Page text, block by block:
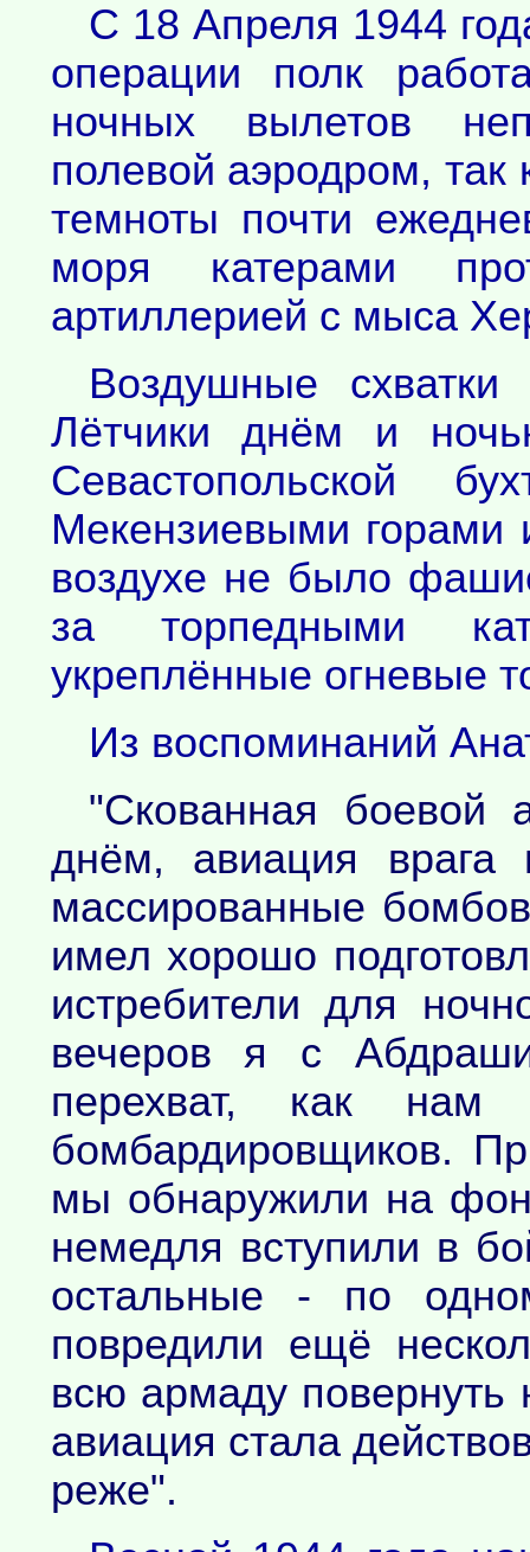
С 18 Апреля 1944
операции полк
ночных вылетов
полевой аэродром, так
темноты почти
моря катерами
артиллерией с мыса
Воздушные схватки
Лётчики днём и
Севастопольской
Мекензиевыми горами
воздухе не было
за торпедными
укреплённые огневые
Из воспоминаний
"Скованная боевой
днём, авиация врага
массированные
имел хорошо
истребители для
вечеров я с
перехват, как нам
бомбардировщиков.
мы обнаружили на
немедля вступили в
остальные - по
повредили ещё
всю армаду повернуть
авиация стала
реже".